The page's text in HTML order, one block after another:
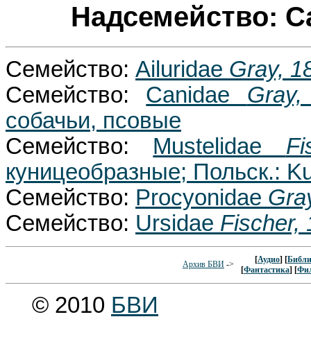
Надсемейство:
Семейство: Ailuridae Gray,
Семейство: Canidae
собачьи, псовые
Семейство: Mustelidae
куницеобразные; Польск.:
Семейство: Procyonidae
Семейство: Ursidae Fischer,
Архив БВИ -> [Аудио] [
[Фантастика] [
© 2010 БВИ